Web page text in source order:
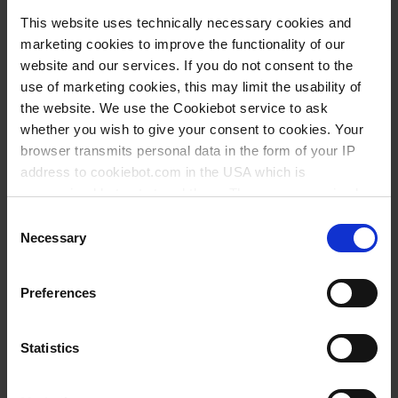
This website uses technically necessary cookies and
marketing cookies to improve the functionality of our
website and our services. If you do not consent to the
use of marketing cookies, this may limit the usability of
the website. We use the Cookiebot service to ask
whether you wish to give your consent to cookies. Your
browser transmits personal data in the form of your IP
address to cookiebot.com in the USA which is
anonymized but not stored there. Then an anonymized
follow your cookie preferences for future page visits. The
privacy level in the USA does not correspond to EU
standards, and it cannot be excluded that US authorities
access your data on US servers.
For more information on cookies and the use of your
data privacy statement.
Selection
Necessary
Preferences
Statistics
Anwendungen die ideale Alternative zu
konventionellem Braunglas und
herkömmlichen eingefärbten
Kunststoffgefäßen.
Einsatzfelder
lichtempfindlichen Substanzen gearbeitet – also
(Silberchlorid, Silbernitrat), Iodlösungen oder